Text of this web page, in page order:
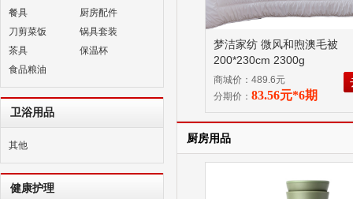
餐具
厨房配件
刀剪菜饭
锅具套装
茶具
保温杯
食品粮油
卫浴用品
其他
健康护理
梦洁家纺 微风和煦澳毛被
200*230cm 2300g
商城价：489.6元
分期价： 83.56元*6期
厨房用品